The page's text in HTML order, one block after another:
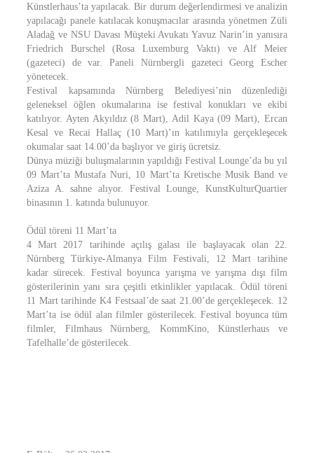
Künstlerhaus’ta yapılacak. Bir durum değerlendirmesi ve analizin
yapılacağı panele katılacak konuşmacılar arasında yönetmen Züli
Aladağ ve NSU Davası Müşteki Avukatı Yavuz Narin’in yanısıra
Friedrich Burschel (Rosa Luxemburg Vaktı) ve Alf Meier
(gazeteci) de var. Paneli Nürnbergli gazeteci Georg Escher
yönetecek.
Festival kapsamında Nürnberg Belediyesi’nin düzenlediği
geleneksel öğlen okumalarına ise festival konukları ve ekibi
katılıyor. Ayten Akyıldız (8 Mart), Adil Kaya (09 Mart), Ercan
Kesal ve Recai Hallaç (10 Mart)’ın katılımıyla gerçekleşecek
okumalar saat 14.00’da başlıyor ve giriş ücretsiz.
Dünya müziği buluşmalarının yapıldığı Festival Lounge’da bu yıl
09 Mart’ta Mustafa Nuri, 10 Mart’ta Kretische Musik Band ve
Aziza A. sahne alıyor. Festival Lounge, KunstKulturQuartier
binasının 1. katında bulunuyor.
Ödül töreni 11 Mart’ta
4 Mart 2017 tarihinde açılış galası ile başlayacak olan 22.
Nürnberg Türkiye-Almanya Film Festivali, 12 Mart tarihine
kadar sürecek. Festival boyunca yarışma ve yarışma dışı film
gösterilerinin yanı sıra çeşitli etkinlikler yapılacak. Ödül töreni
11 Mart tarihinde K4 Festsaal’de saat 21.00’de gerçekleşecek. 12
Mart’ta ise ödül alan filmler gösterilecek. Festival boyunca tüm
filmler, Filmhaus Nürnberg, KommKino, Künstlerhaus ve
Tafelhalle’de gösterilecek.